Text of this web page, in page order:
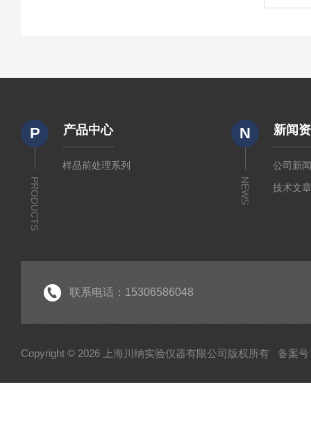
P
PRODUCTS
产品中心
样品前处理系列
N
NEWS
新闻
公司新
技术文
联系电话：15306586048
Copyright © 2026 上海川纳实验仪器有限公司版权所有 备案号